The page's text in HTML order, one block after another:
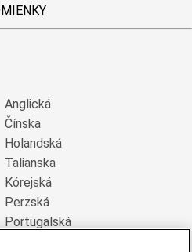
Anglická
Čínska
Holandská
Talianska
Kórejská
Perzská
Portugalská